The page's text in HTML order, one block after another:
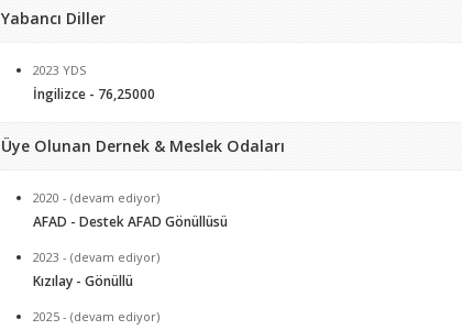
Yabancı Diller
2023 YDS
İngilizce - 76,25000
Üye Olunan Dernek & Meslek Odaları
2020 - (devam ediyor)
AFAD - Destek AFAD Gönüllüsü
2023 - (devam ediyor)
Kızılay - Gönüllü
2025 - (devam ediyor)